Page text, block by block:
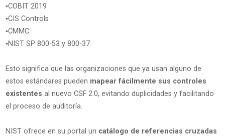
▪️COBIT 2019
▪️CIS Controls
▪️CMMC
▪️NIST SP 800-53 y 800-37
Esto significa que las organizaciones que ya usan alguno de
estos estándares pueden mapear fácilmente sus controles
existentes al nuevo CSF 2.0, evitando duplicidades y facilitando
el proceso de auditoría.
NIST ofrece en su portal un catálogo de referencias cruzadas